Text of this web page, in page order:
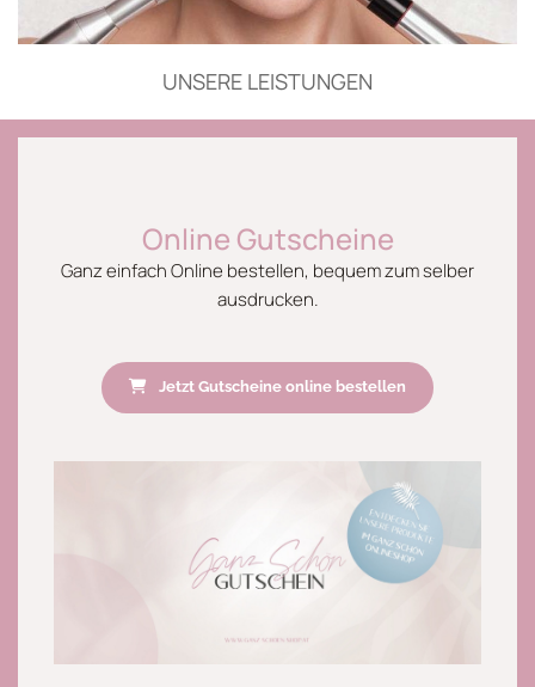
UNSERE LEISTUNGEN
Online Gutscheine
Ganz einfach Online bestellen, bequem zum selber
ausdrucken.
Jetzt Gutscheine online bestellen